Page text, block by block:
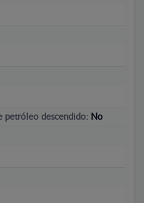
petróleo descendido: No